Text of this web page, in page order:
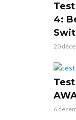
4:
20
6